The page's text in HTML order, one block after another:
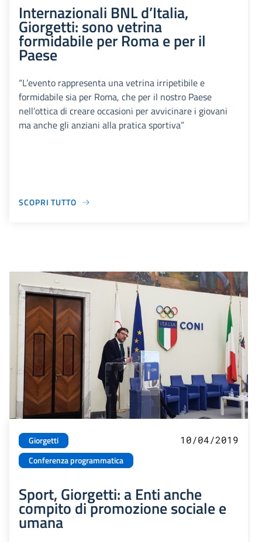
Internazionali BNL d’Italia,
Giorgetti: sono vetrina
formidabile per Roma e per il
Paese
“L’evento rappresenta una vetrina irripetibile e
formidabile sia per Roma, che per il nostro Paese
nell’ottica di creare occasioni per avvicinare i giovani
ma anche gli anziani alla pratica sportiva”
SCOPRI TUTTO
Giorgetti
Conferenza programmatica
10/04/2019
Sport, Giorgetti: a Enti anche
compito di promozione sociale e
umana